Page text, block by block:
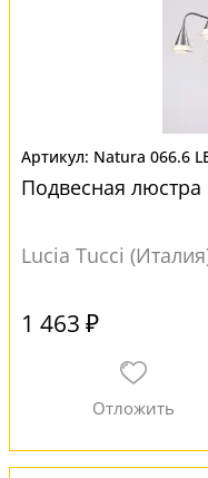
Natura 066.6
Подвесная
Lucia Tucci
1 463 ₽